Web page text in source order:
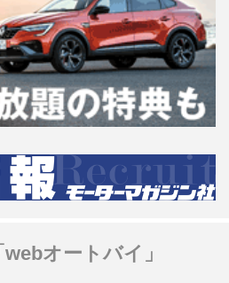
オートバイ」